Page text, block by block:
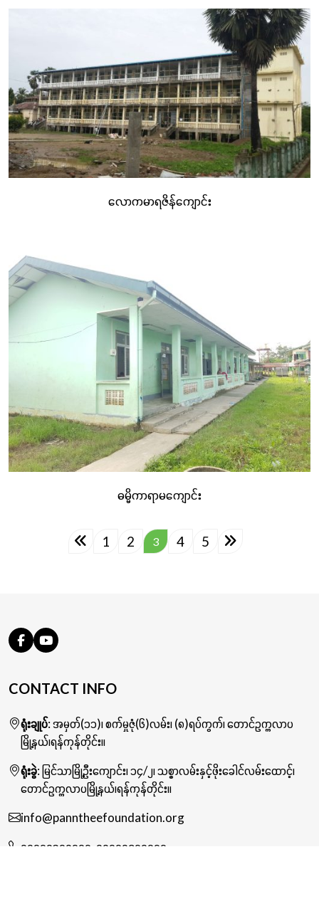
လောကမာရဇိန်ကျောင်း
ဓမ္မိကာရာမကျောင်း
1 2 3 4 5
CONTACT INFO
ရုံးချုပ်: အမှတ်(၁၁)၊ စက်မှုဇုံ(၆)လမ်း၊ (၈)ရပ်ကွက်၊ တောင်ဥက္ကလာပ
မြို့နယ်၊ရန်ကုန်တိုင်း။
ရုံးခွဲ: မြင်သာမြို့ဦးကျောင်း၊ ၁၄/၂၊ သစ္စာလမ်းနှင့်ဖိုးခေါင်လမ်းထောင့်၊
တောင်ဥက္ကလာပမြို့နယ်၊ရန်ကုန်တိုင်း။
info@panntheefoundation.org
၀၉၇၇၀၃၇၀၇၇၇ ၀၉၇၇၀၄၇၀၇၇၇